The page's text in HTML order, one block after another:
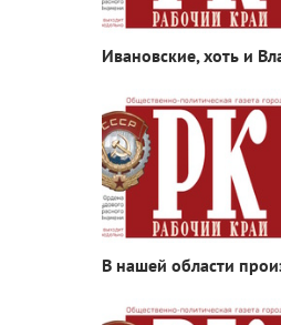
Ивановские, хоть и
В нашей области